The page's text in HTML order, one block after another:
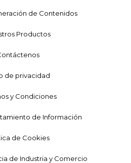
de Contenidos
Productos
de privacidad
y Condiciones
de Información
de Cookies
de Industria y Comercio